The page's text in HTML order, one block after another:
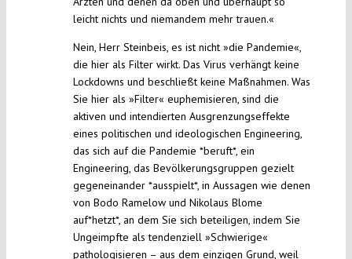
leicht nichts und niemandem mehr trauen.«
Nein, Herr Steinbeis, es ist nicht »die Pandemie«,
die hier als Filter wirkt. Das Virus verhängt keine
Lockdowns und beschließt keine Maßnahmen. Was
Sie hier als »Filter« euphemisieren, sind die
aktiven und intendierten Ausgrenzungseffekte
eines politischen und ideologischen Engineering,
das sich auf die Pandemie *beruft*, ein
Engineering, das Bevölkerungsgruppen gezielt
gegeneinander *ausspielt*, in Aussagen wie denen
von Bodo Ramelow und Nikolaus Blome
auf*hetzt*, an dem Sie sich beteiligen, indem Sie
Ungeimpfte als tendenziell »Schwierige«
pathologisieren – aus dem einzigen Grund, weil